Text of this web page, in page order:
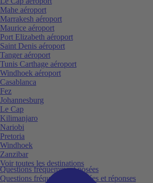
Questions fréquemment posées
Questions fréquemment posées et réponses
Mahe aéroport
Marrakesh aéroport
Maurice aéroport
Port Elizabeth aéroport
Saint Denis aéroport
Tanger aéroport
Tunis Carthage aéroport
Windhoek aéroport
Casablanca
Fez
Johannesburg
Le Cap
Kilimanjaro
Nariobi
Pretoria
Windhoek
Zanzibar
Voir toutes les destinations